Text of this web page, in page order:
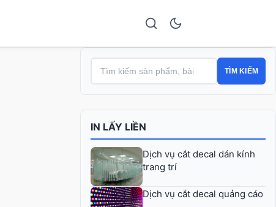
TÌM KIẾM
IN LẤY LIỀN
Dịch vụ cắt decal dán kính
trang trí
Dịch vụ cắt decal quảng cáo